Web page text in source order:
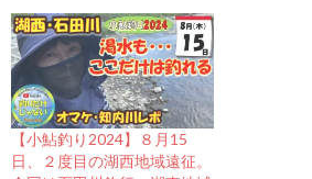
【小鮎釣り2024】８月15
日、２度目の湖西地域遠征。